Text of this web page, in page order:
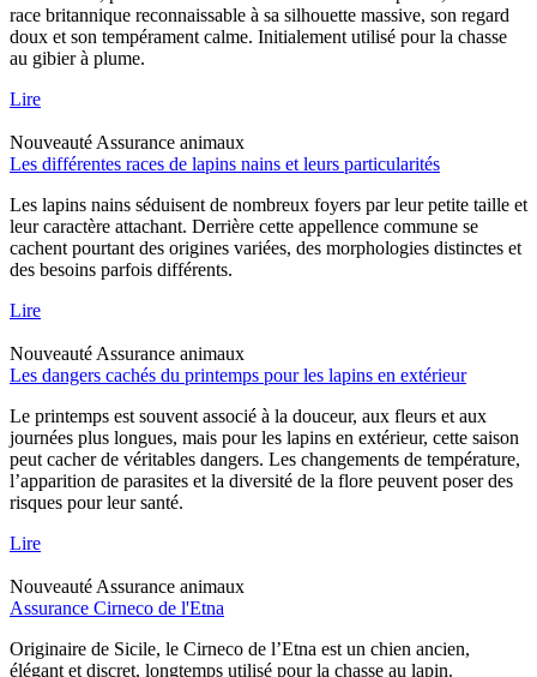
race britannique reconnaissable à sa silhouette massive, son regard
doux et son tempérament calme. Initialement utilisé pour la chasse
au gibier à plume.
Lire
Nouveauté Assurance animaux
Les différentes races de lapins nains et leurs particularités
Les lapins nains séduisent de nombreux foyers par leur petite taille et
leur caractère attachant. Derrière cette appellence commune se
cachent pourtant des origines variées, des morphologies distinctes et
des besoins parfois différents.
Lire
Nouveauté Assurance animaux
Les dangers cachés du printemps pour les lapins en extérieur
Le printemps est souvent associé à la douceur, aux fleurs et aux
journées plus longues, mais pour les lapins en extérieur, cette saison
peut cacher de véritables dangers. Les changements de température,
l’apparition de parasites et la diversité de la flore peuvent poser des
risques pour leur santé.
Lire
Nouveauté Assurance animaux
Assurance Cirneco de l'Etna
Originaire de Sicile, le Cirneco de l’Etna est un chien ancien,
élégant et discret, longtemps utilisé pour la chasse au lapin.